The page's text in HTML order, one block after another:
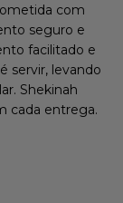
com
seguro e
facilitado e
servir, levando
Shekinah
cada entrega.